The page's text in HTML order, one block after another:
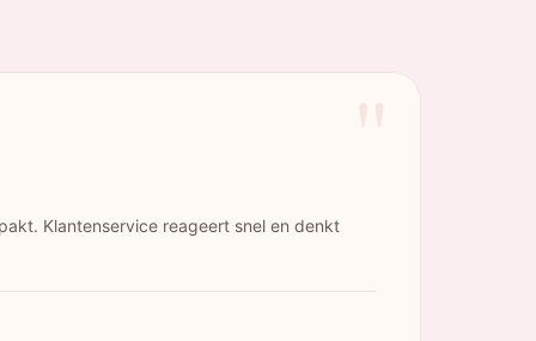
Klantenservice reageert snel en denkt